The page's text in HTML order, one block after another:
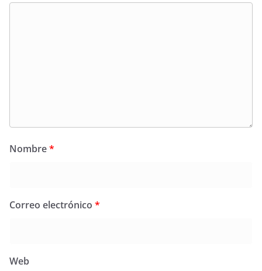
Nombre*
Correo electrónico *
Web